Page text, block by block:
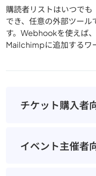
購読者リストはいつで
でき、任意の外部ツール
す。Webhookを使えば
Mailchimpに追加するワ
チケット購入者
イベント主催者